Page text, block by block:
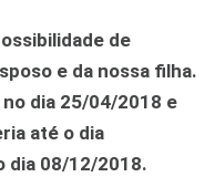
de
e da nossa filha.
dia 25/04/2018 e
até o dia
dia 08/12/2018.